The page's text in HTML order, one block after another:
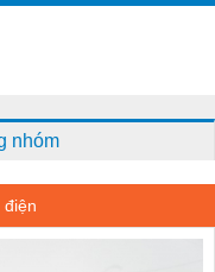
nhóm
điện